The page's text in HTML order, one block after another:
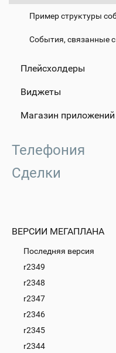
Пример структуры
События, связанные
Плейсхолдеры
Виджеты
Магазин приложений
Телефония
Сделки
ВЕРСИИ МЕГАПЛАНА
Последняя версия
r2349
r2348
r2347
r2346
r2345
r2344